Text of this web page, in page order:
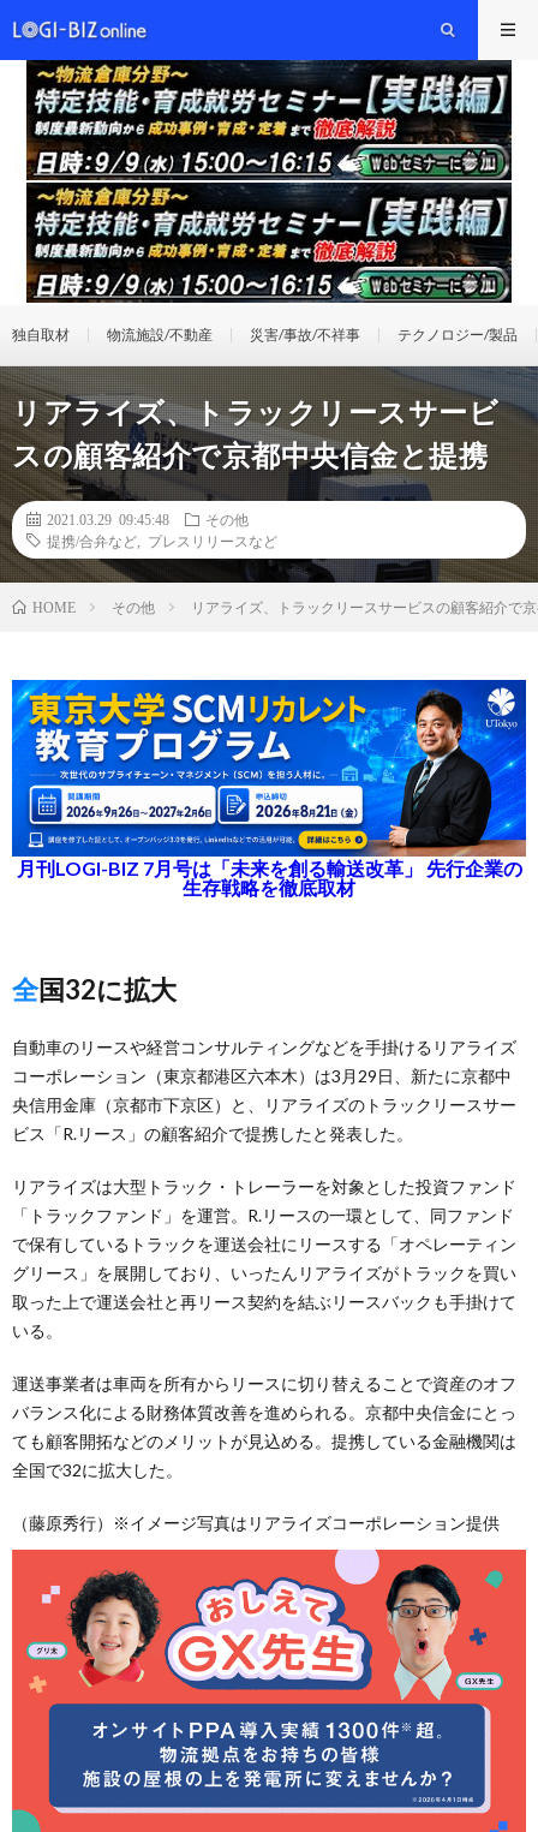
独自取材 物流施設/不動産 災害/事故/不祥事 テクノロジー/製品
リアライズ、トラックリースサービ
スの顧客紹介で京都中央信金と提携
2021.03.29 09:45:48
その他
提携/合弁など
プレスリリースなど
HOME その他 リアライズ、トラックリースサービスの顧客紹介で
月刊LOGI-BIZ 7月号は「未来を創る輸送改革」 先行企業の
生存戦略を徹底取材
全国32に拡大
自動車のリースや経営コンサルティングなどを手掛けるリアライズ
コーポレーション（東京都港区六本木）は3月29日、新たに京都中
央信用金庫（京都市下京区）と、リアライズのトラックリースサー
ビス「R.リース」の顧客紹介で提携したと発表した。
リアライズは大型トラック・トレーラーを対象とした投資ファンド
「トラックファンド」を運営。R.リースの一環として、同ファンド
で保有しているトラックを運送会社にリースする「オペレーティン
グリース」を展開しており、いったんリアライズがトラックを買い
取った上で運送会社と再リース契約を結ぶリースバックも手掛けて
いる。
運送事業者は車両を所有からリースに切り替えることで資産のオフ
バランス化による財務体質改善を進められる。京都中央信金にとっ
ても顧客開拓などのメリットが見込める。提携している金融機関は
全国で32に拡大した。
（藤原秀行）※イメージ写真はリアライズコーポレーション提供